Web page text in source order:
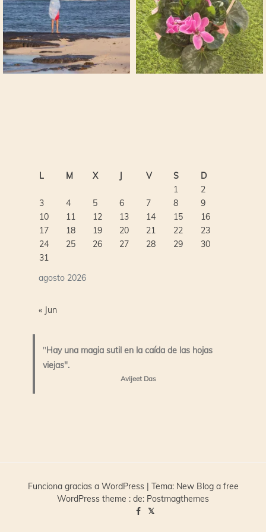
agosto 2026
L M X J V S
D
1
2
3
4 5 6 7 8
9
10
11 12 13 14 15
16
17
18 19 20 21 22
23
24
25 26 27 28 29
30
31
« Jun
"Hay una magia sutil en la caída de las hojas
viejas".
Avijeet Das
Funciona gracias a WordPress Tema: New Blog a free
WordPress theme : de: Postmagthemes